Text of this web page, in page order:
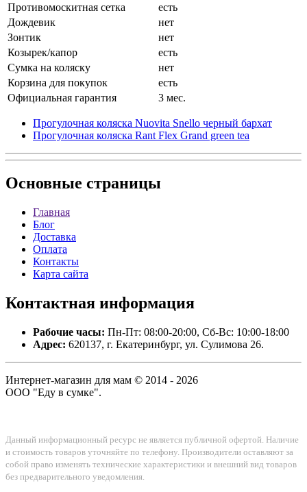
Противомоскитная сетка
есть
Дождевик
нет
Зонтик
нет
Козырек/капор
есть
Сумка на коляску
нет
Корзина для покупок
есть
Официальная гарантия
3 мес.
Прогулочная коляска Nuovita Snello черный бархат
Прогулочная коляска Rant Flex Grand green tea
Основные страницы
Главная
Блог
Доставка
Оплата
Контакты
Карта сайта
Контактная информация
Рабочие часы: Пн-Пт: 08:00-20:00, Сб-Вс: 10:00-18:00
Адрес: 620137, г. Екатеринбург, ул. Сулимова 26.
Интернет-магазин для мам © 2014 - 2026
ООО "Еду в сумке".
Данный информационный ресурс не является публичной офертой. Наличие
и стоимость товаров уточняйте по телефону. Производители оставляют за
собой право изменять технические характеристики и внешний вид товаров
без предварительного уведомления.